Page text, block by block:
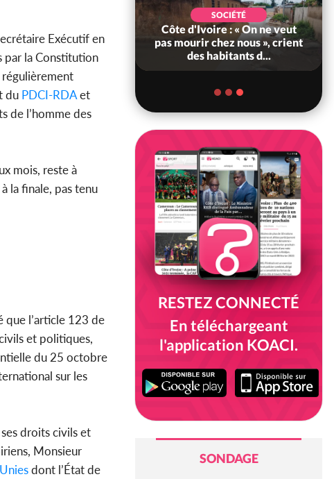
Exécutif en
par la Constitution
régulièrement
du PDCI-RDAet
de l’homme des
mois, reste à
la finale, pas tenu
que l’article 123 de
et politiques,
du 25 octobre
sur les
droits civils et
Monsieur
dont l’État de
de la France pour le
d'Abidjan et l...
SOCIÉTÉ
Côte d'Ivoire : « On ne veut
pas mourir chez nous », crient
des habitants d...
RESTEZ CONNECTÉ
En téléchargeant
l'application KOACI.
SONDAGE